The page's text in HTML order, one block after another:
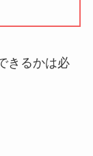
きるかは必